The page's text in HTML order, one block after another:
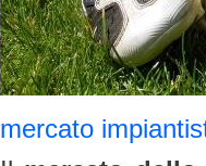
mercato